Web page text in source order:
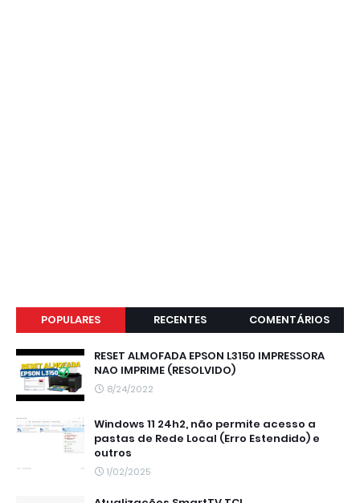
POPULARES RECENTES COMENTÁRIOS
RESET ALMOFADA EPSON L3150 IMPRESSORA
NAO IMPRIME (RESOLVIDO)
8/24/2022
Windows 11 24h2, não permite acesso a
pastas de Rede Local (Erro Estendido) e
outros
1/02/2025